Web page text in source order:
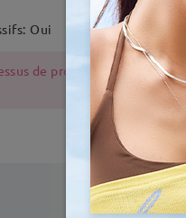
Oui
de production, les